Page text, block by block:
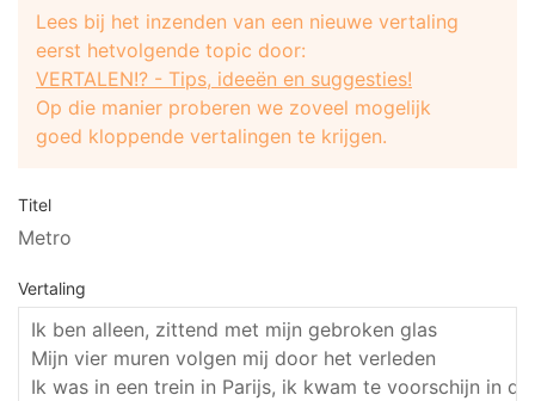
Lees bij het inzenden van een nieuwe vertaling
eerst hetvolgende topic door:
VERTALEN!? - Tips, ideeën en suggesties!
Op die manier proberen we zoveel mogelijk
goed kloppende vertalingen te krijgen.
Titel
Metro
Vertaling